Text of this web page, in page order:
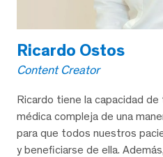
Ricardo Ostos
Content Creator
Ricardo tiene la capacidad
médica compleja de una
para que todos nuestros
y beneficiarse de ella.